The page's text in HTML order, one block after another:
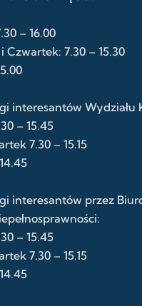
– 16.00
Czwartek: 7.30 – 15.30
interesantów
– 15.45
7.30 – 15.15
interesantów przez
– 15.45
7.30 – 15.15